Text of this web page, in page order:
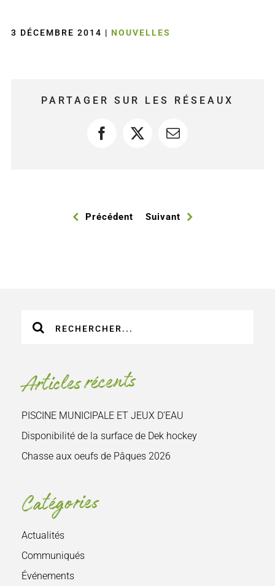
3 DÉCEMBRE 2014 | NOUVELLES
PARTAGER SUR LES RÉSEAUX
Facebook
X Courriel
Précédent Suivant
sur
Articles récents
PISCINE MUNICIPALE ET JEUX D’EAU
Disponibilité de la surface de Dek hockey
Chasse aux oeufs de Pâques 2026
Catégories
Actualités
Communiqués
Événements